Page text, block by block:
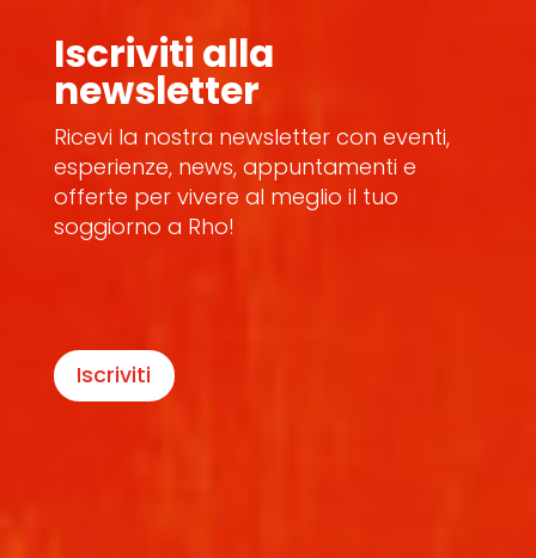
Iscriviti alla
newsletter
Ricevi la nostra newsletter con eventi,
esperienze, news, appuntamenti e
offerte per vivere al meglio il tuo
soggiorno a Rho!
Iscriviti